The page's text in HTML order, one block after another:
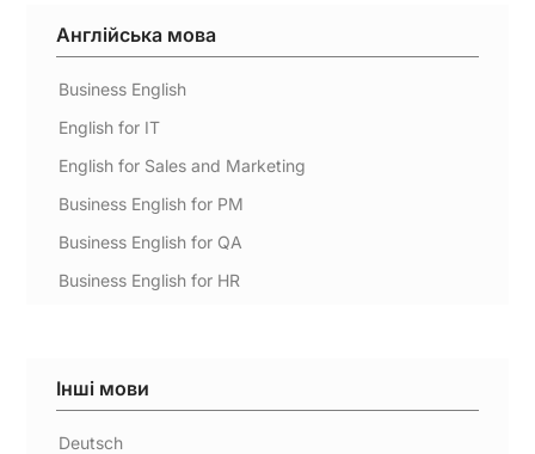
Англійська мова
Business English
English for IT
English for Sales and Marketing
Business English for PM
Business English for QA
Business English for HR
Інші мови
Deutsch